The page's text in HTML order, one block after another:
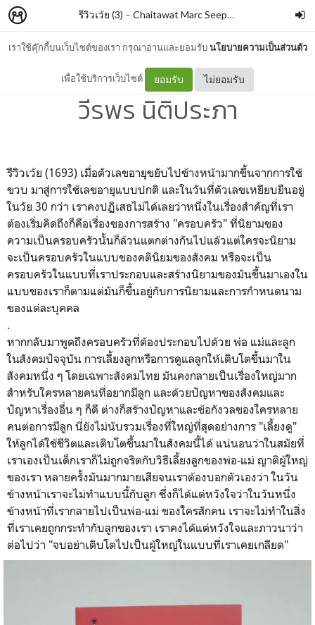
เราใช้คุ๊กกี้บนเว็บไซต์ของเรา กรุณาอ่านและยอมรับนโยบายความเป็นส่วนตัว
เพื่อใช้บริการเว็บไซต์ ยอมรับ ไม่ยอมรับ
รีวิวเว้ย (3) – Chaitawat Marc Seephongsai
โปรดจงโอบกอดมนุษย์ลูก By
วีรพร นิติประภา
รีวิวเว้ย (1693) เมื่อตัวเลขอายุขยับไปข้างหน้ามากขึ้นจากการใช้
ขวบ มาสู่การใช้เลขอายุแบบปกติ และในวันที่ตัวเลขเหยียบยืนอยู่
ในวัย 30 กว่า เราคงปฏิเสธไม่ได้เลยว่าหนึ่งในเรื่องสำคัญที่เรา
ต้องเริ่มคิดถึงก็คือเรื่องของการสร้าง "ครอบครัว" ที่นิยามของ
ความเป็นครอบครัวนั้นก็ล้วนแตกต่างกันไปแล้วแต่ใครจะนิยาม
จะเป็นครอบครัวในแบบของคตินิยมของสังคม หรือจะเป็น
ครอบครัวในแบบที่เราประกอบและสร้างนิยามของมันขึ้นมาเองใน
แบบของเราก็ตามแต่มันก็ขึ้นอยู่กับการนิยามและการกำหนดนาม
ของแต่ละบุคคล
.
หากกลับมาพูดถึงครอบครัวที่ต้องประกอบไปด้วย พ่อ แม่และลูก
ในสังคมปัจจุบัน การเลี้ยงลูกหรือการดูแลลูกให้เติบโตขึ้นมาใน
สังคมหนึ่ง ๆ โดยเฉพาะสังคมไทย มันคงกลายเป็นเรื่องใหญ่มาก
สำหรับใครหลายคนที่อยากมีลูก และด้วยปัญหาของสังคมและ
ปัญหาเรื่องอื่น ๆ ก็ดี ต่างก็สร้างปัญหาและข้อกังวลของใครหลาย
คนต่อการมีลูก นี่ยังไม่นับรวมเรื่องที่ใหญ่ที่สุดอย่างการ "เลี้ยงดู"
ให้ลูกได้ใช้ชีวิตและเติบโตขึ้นมาในสังคมนี้ได้ แน่นอนว่าในสมัยที่
เราเองเป็นเด็กเราก็ไม่ถูกจริตกับวิธีเลี้ยงลูกของพ่อ-แม่ ญาติผู้ใหญ่
ของเรา หลายครั้งมันมากมายเสียจนเราต้องบอกตัวเองว่า ในวัน
ข้างหน้าเราจะไม่ทำแบบนี้กับลูก ซึ่งก็ได้แต่หวังใจว่าในวันหนึ่ง
ข้างหน้าที่เรากลายไปเป็นพ่อ-แม่ ของใครสักคน เราจะไม่ทำในสิ่ง
ที่เราเคยถูกกระทำกับลูกของเรา เราคงได้แต่หวังใจและภาวนาว่า
ต่อไปว่า "จบอย่าเติบโตไปเป็นผู้ใหญ่ในแบบที่เราเคยเกลียด"